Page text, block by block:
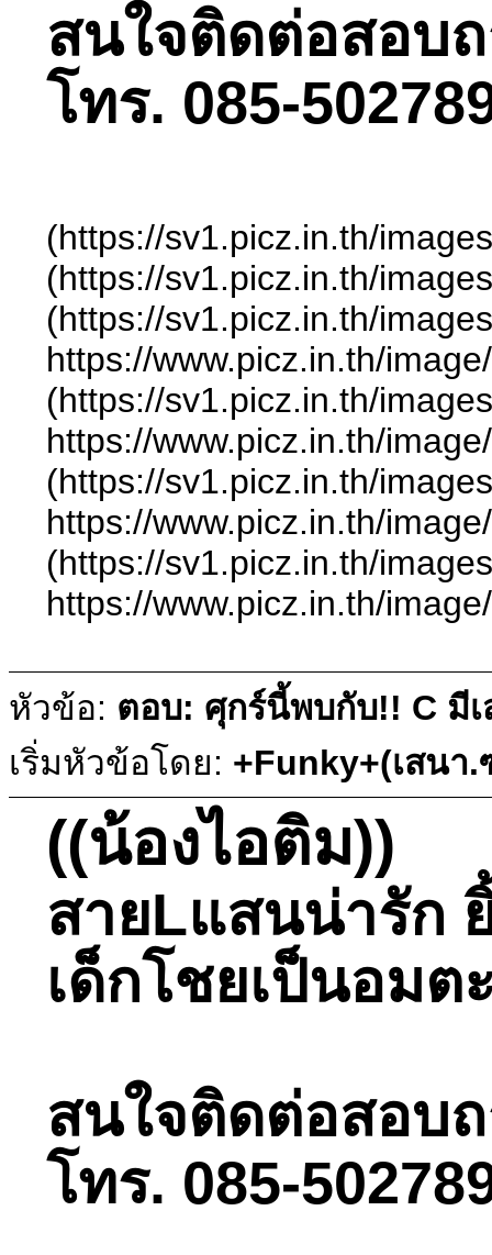
สนใจติดต่อสอบ
โทร. 085-
(https://sv1.picz.in.th/
(https://sv1.picz.in.th/
(https://sv1.picz.in.th/
https://www.picz.in.th/
(https://sv1.picz.in.th/
https://www.picz.in.th/
(https://sv1.picz.in.th/
https://www.picz.in.th/
(https://sv1.picz.in.th/
https://www.picz.in.th/
หัวข้อ: ตอบ: ศุกร์นี้พบกับ!! C มี
เริ่มหัวข้อโดย: +Funky+(เสนา
((น้องไอติม))
สายLแสนน่ารัก
เด็กโชยเป็นอมต
สนใจติดต่อสอบ
โทร. 085-